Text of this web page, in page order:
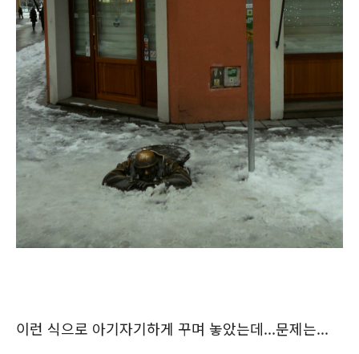
이런 식으로 아기자기하게 꾸며 놓았는데...문제는...